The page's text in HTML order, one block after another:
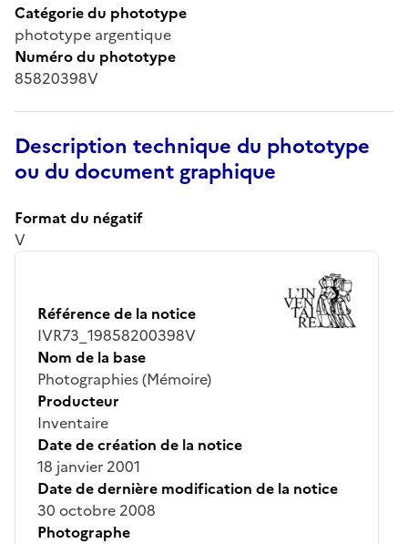
Catégorie du phototype
phototype argentique
Numéro du phototype
85820398V
Description technique du phototype
ou du document graphique
Format du négatif
V
Référence de la notice
IVR73_19858200398V
Nom de la base
Photographies (Mémoire)
Producteur
Inventaire
Date de création de la notice
18 janvier 2001
Date de dernière modification de la notice
30 octobre 2008
Photographe